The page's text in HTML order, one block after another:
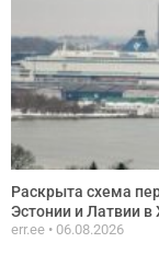
Раскрыта схема
Эстонии и Латвии в
err.ee 06.08.2026